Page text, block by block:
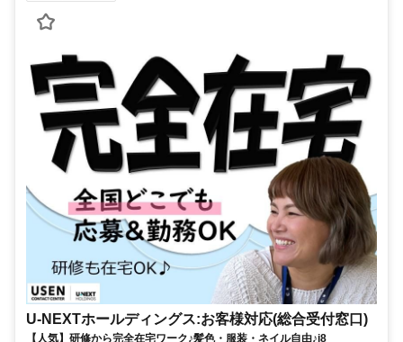
U-NEXTホールディングス:お客様対応(総合受付窓口)
【人気】研修から完全在宅ワーク♪髪色・服装・ネイル自由♪i8